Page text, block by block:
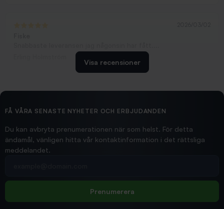
2026/02/19
Hittade exakt vad jag behövde. Snabb och bra...
Visa recensioner
FÅ VÅRA SENASTE NYHETER OCH ERBJUDANDEN
Du kan avbryta prenumerationen när som helst. För detta
ändamål, vänligen hitta vår kontaktinformation i det rättsliga
meddelandet.
Prenumerera